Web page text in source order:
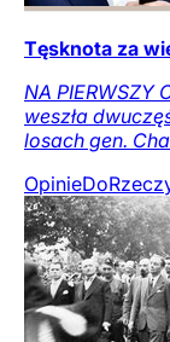
Tęsknota za
NA PIERWSZY
weszła
losach gen.
Opinie